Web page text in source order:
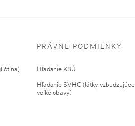
PRÁVNE PODMIENKY
Hľadanie KBÚ
Hľadanie SVHC (látky vzbudzujúce
veľké obavy)